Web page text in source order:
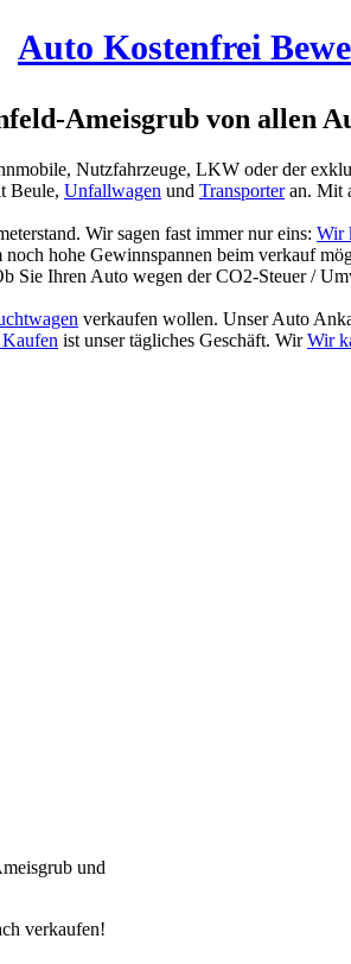
Auto Kostenfrei
Ameisgrub von allen
Nutzfahrzeuge, LKW oder der
Beule, Unfallwagen und Transporteran. Mit
Wir sagen fast immer nur eins: Wir
hohe Gewinnspannen beim verkauf
Sie Ihren Auto wegen der CO2-Steuer /
verkaufen wollen. Unser Auto
ist unser tägliches Geschäft. WirWir
und
verkaufen!